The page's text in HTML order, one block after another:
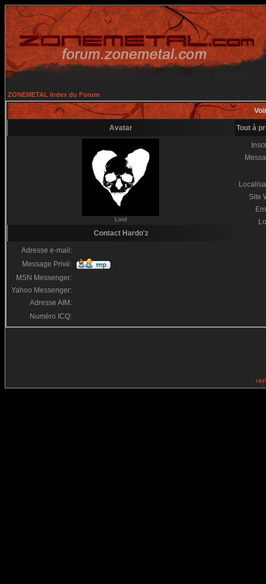
ZONEMETAL Index du Forum
Avatar Tout à
Lord
Site
Contact Hardo'z
Adresse e-mail:
Message Privé:
MSN Messenger:
Yahoo Messenger:
Adresse AIM:
Numéro ICQ: